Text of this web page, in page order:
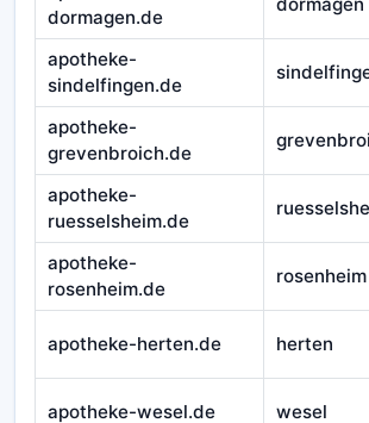
dormagen.de
dormagen
apotheke-
sindelfingen.de
apotheke-
grevenbroich.de
apotheke-
ruesselsheim.de
apotheke-
rosenheim.de
rosenheim
apotheke-herten.de herten
apotheke-wesel.de wesel